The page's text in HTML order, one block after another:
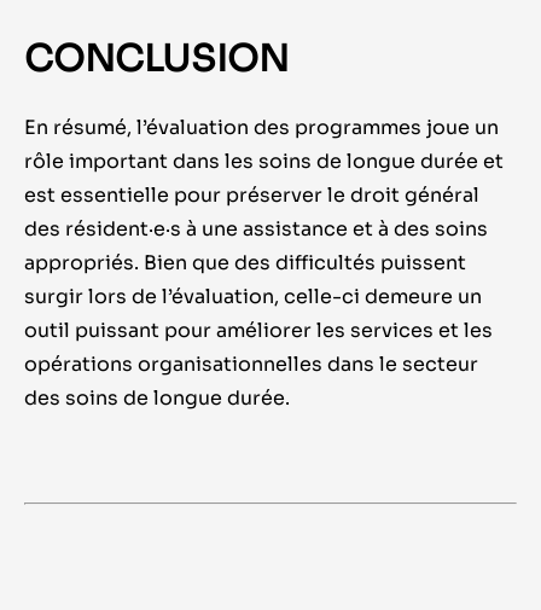
CONCLUSION
En résumé, l’évaluation des programmes joue un
rôle important dans les soins de longue durée et
est essentielle pour préserver le droit général
des résident·e·s à une assistance et à des soins
appropriés. Bien que des difficultés puissent
surgir lors de l’évaluation, celle-ci demeure un
outil puissant pour améliorer les services et les
opérations organisationnelles dans le secteur
des soins de longue durée.